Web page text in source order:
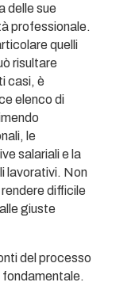
delle sue
professionale.
quelli
risultare
casi, è
elenco di
le
salariali e la
lavorativi. Non
difficile
giuste
del processo
fondamentale.